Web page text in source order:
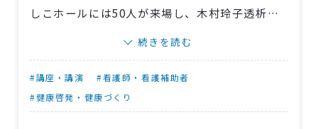
しこホールには50人が来場し、木村玲子透析セ
ンター看護課長による講演「ACP（人生会議）
めに～」があり、自身の経験ももとに「自分自
身のために、そして家族のためにACPをしてほ
続きを読む
#講座・講演
#看護師・看護補助者
#健康啓発・健康づくり